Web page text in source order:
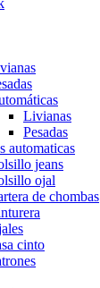
Livianas
Pesadas
automaticas
jeans
ojal
de chombas
cinto